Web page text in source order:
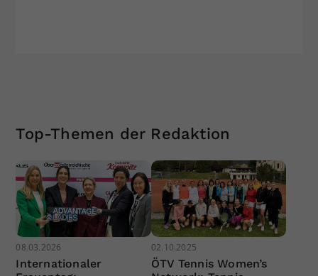
Top-Themen der Redaktion
08.03.2026
Internationaler
02.10.2025
ÖTV Tennis Women’s